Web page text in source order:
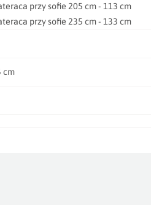
205 cm - 113 cm
235 cm - 133 cm
cm